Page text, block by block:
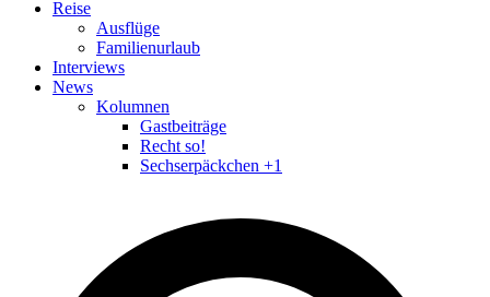
Reise
Ausflüge
Familienurlaub
Interviews
News
Kolumnen
Gastbeiträge
Recht so!
Sechserpäckchen +1